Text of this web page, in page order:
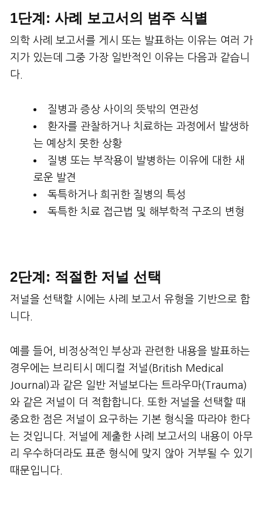
1단계: 사례 보고서의 범주 식별
의학 사례 보고서를 게시 또는 발표하는 이유는 여러 가
지가 있는데 그중 가장 일반적인 이유는 다음과 같습니
다.
질병과 증상 사이의 뜻밖의 연관성
환자를 관찰하거나 치료하는 과정에서 발생하
는 예상치 못한 상황
질병 또는 부작용이 발병하는 이유에 대한 새
로운 발견
독특하거나 희귀한 질병의 특성
독특한 치료 접근법 및 해부학적 구조의 변형
2단계: 적절한 저널 선택
저널을 선택할 시에는 사례 보고서 유형을 기반으로 합
니다.
예를 들어, 비정상적인 부상과 관련한 내용을 발표하는
경우에는 브리티시 메디컬 저널(British Medical
Journal)과 같은 일반 저널보다는 트라우마(Trauma)
와 같은 저널이 더 적합합니다. 또한 저널을 선택할 때
중요한 점은 저널이 요구하는 기본 형식을 따라야 한다
는 것입니다. 저널에 제출한 사례 보고서의 내용이 아무
리 우수하더라도 표준 형식에 맞지 않아 거부될 수 있기
때문입니다.